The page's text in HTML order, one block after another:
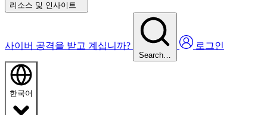
리소스 및 인사이트
사이버 공격을 받고 계십니까?
Search…
로그인
한국어